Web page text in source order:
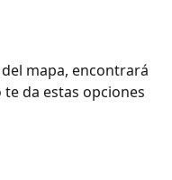
mapa, encontrará
da estas opciones